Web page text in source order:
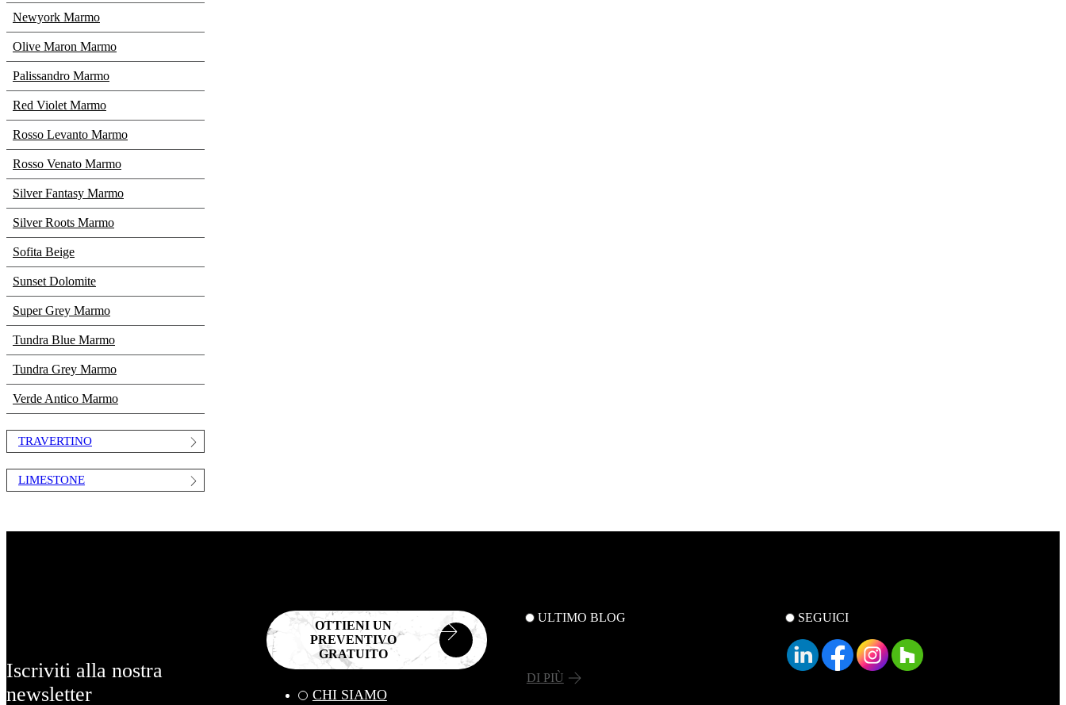
Newyork Marmo
Olive Maron Marmo
Palissandro Marmo
Red Violet Marmo
Rosso Levanto Marmo
Rosso Venato Marmo
Silver Fantasy Marmo
Silver Roots Marmo
Sofita Beige
Sunset Dolomite
Super Grey Marmo
Tundra Blue Marmo
Tundra Grey Marmo
Verde Antico Marmo
TRAVERTINO
LIMESTONE
Iscriviti alla nostra
newsletter
OTTIENI UN
PREVENTIVO
GRATUITO
CHI SIAMO
ULTIMO BLOG
DI PIÙ
SEGUICI